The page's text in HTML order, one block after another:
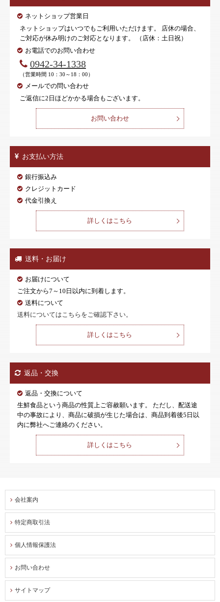
ネットショップ営業日
ネットショップはいつでもご利用いただけます。 店休の場合、
ご対応が休み明けのご対応となります。 （店休：土日祝）
お電話でのお問い合わせ
0942-34-1338
（営業時間 10：30～18：00）
メールでの問い合わせ
ご返信に2日ほどかかる場合もございます。
お問い合わせ
お支払い方法
銀行振込み
クレジットカード
代金引換え
詳しくはこちら
送料・お届け
お届けについて
ご注文から7～10日以内に到着します。
送料について
送料についてはこちらをご確認下さい。
詳しくはこちら
返品・交換
返品・交換について
生鮮食品という商品の性質上ご容赦願います。 ただし、配送途
中の事故により、商品に破損が生じた場合は、商品到着後5日以
内に弊社へご連絡のください。
詳しくはこちら
会社案内
特定商取引法
個人情報保護法
お問い合わせ
サイトマップ